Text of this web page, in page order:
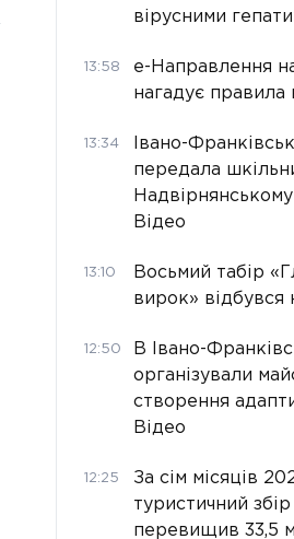
вірусними
13:58
е-Направлення
нагадує правила
13:34
Івано-
передала
Відео
13:10
Восьмий табір
вирок» відбувся
12:50
В Івано-
організували
створення
Відео
12:25
За сім місяців
туристичний
перевищив 33,5